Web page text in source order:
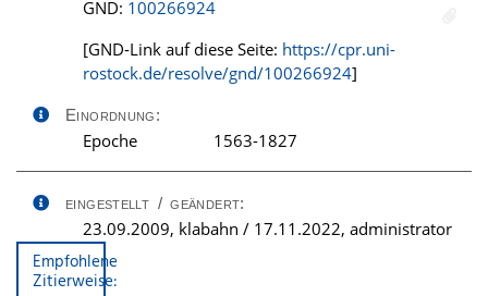
GND: 100266924
[GND-Link auf diese Seite: https://cpr.uni-
rostock.de/resolve/gnd/100266924]
Einordnung:
Epoche 1563-1827
eingestellt / geändert:
23.09.2009, klabahn / 17.11.2022, administrator
Empfohlene
Zitierweise: